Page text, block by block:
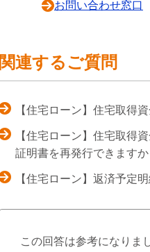
お問い合わせ窓口
関連するご質問
【住宅ローン】住宅取得
【住宅ローン】住宅取得
証明書を再発行できますか
【住宅ローン】返済予定
この回答は参考になりま